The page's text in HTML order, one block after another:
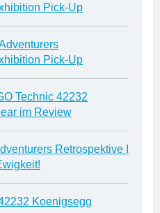
Pick-Up
Pick-Up
Technic 42232
im Review
Retrospektive I
Koenigsegg